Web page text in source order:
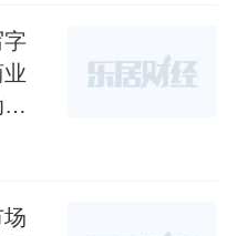
字